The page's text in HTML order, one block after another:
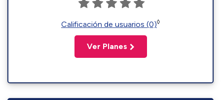
Calificación de usuarios (0)◊
Ver Planes